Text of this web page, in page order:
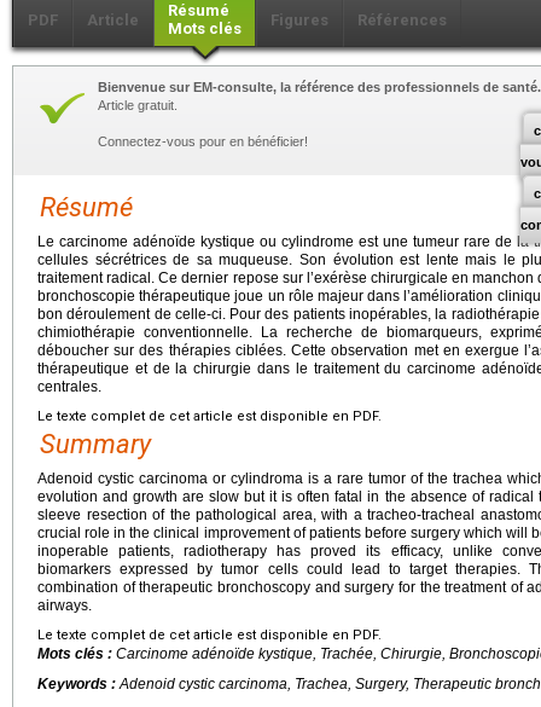
PDF Article
Résumé
Mots clés
Figures Références
Bienvenue sur EM-consulte, la référence des professionnels de santé.
Article gratuit.
Connectez-vous pour en bénéficier!
Résumé
Le carcinome adénoïde kystique ou cylindrome est une tumeur rare de la
cellules sécrétrices de sa muqueuse. Son évolution est lente mais le
traitement radical. Ce dernier repose sur l’exérèse chirurgicale en
bronchoscopie thérapeutique joue un rôle majeur dans l’amélioration
bon déroulement de celle-ci. Pour des patients inopérables, la
chimiothérapie conventionnelle. La recherche de biomarqueurs,
déboucher sur des thérapies ciblées. Cette observation met en exergue
thérapeutique et de la chirurgie dans le traitement du carcinome
centrales.
Le texte complet de cet article est disponible en PDF.
Summary
Adenoid cystic carcinoma or cylindroma is a rare tumor of the trachea
evolution and growth are slow but it is often fatal in the absence of radical
sleeve resection of the pathological area, with a tracheo-tracheal
crucial role in the clinical improvement of patients before surgery which will
inoperable patients, radiotherapy has proved its efficacy, unlike
biomarkers expressed by tumor cells could lead to target therapies.
combination of therapeutic bronchoscopy and surgery for the treatment of
airways.
Le texte complet de cet article est disponible en PDF.
Mots clés : Carcinome adénoïde kystique, Trachée, Chirurgie,
Keywords :Adenoid cystic carcinoma, Trachea, Surgery, Therapeutic